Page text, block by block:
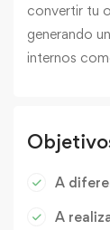
convertir tu
generando
internos
A
A